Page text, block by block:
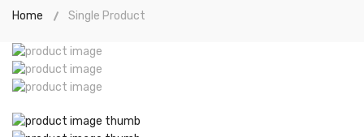
Home Single Product